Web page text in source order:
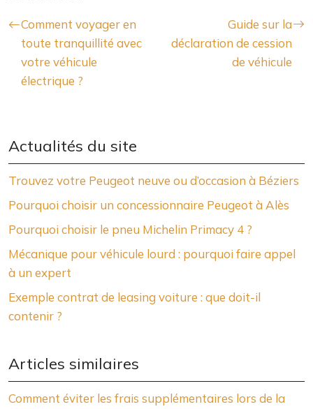
Comment voyager en
toute tranquillité avec
votre véhicule
électrique ?
Guide sur la
déclaration de cession
de véhicule
Actualités du site
Trouvez votre Peugeot neuve ou d’occasion à Béziers
Pourquoi choisir un concessionnaire Peugeot à Alès
Pourquoi choisir le pneu Michelin Primacy 4 ?
Mécanique pour véhicule lourd : pourquoi faire appel
à un expert
Exemple contrat de leasing voiture : que doit-il
contenir ?
Articles similaires
Comment éviter les frais supplémentaires lors de la